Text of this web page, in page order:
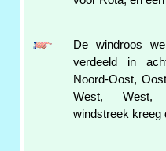
De windroos
verdeeld in
Noord-Oost,
West, West,
windstreek kreeg